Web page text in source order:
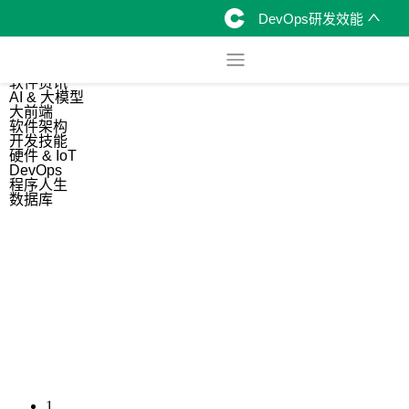
DevOps研发效能
软件资讯
AI & 大模型
大前端
软件架构
开发技能
硬件 & IoT
DevOps
程序人生
数据库
1